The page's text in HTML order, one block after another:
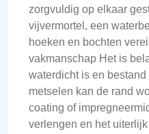
zorgvuldig op elkaar
vijvermortel, een
hoeken en bochten
vakmanschap Het is
waterdicht is en
metselen kan de rand
coating of
verlengen en het